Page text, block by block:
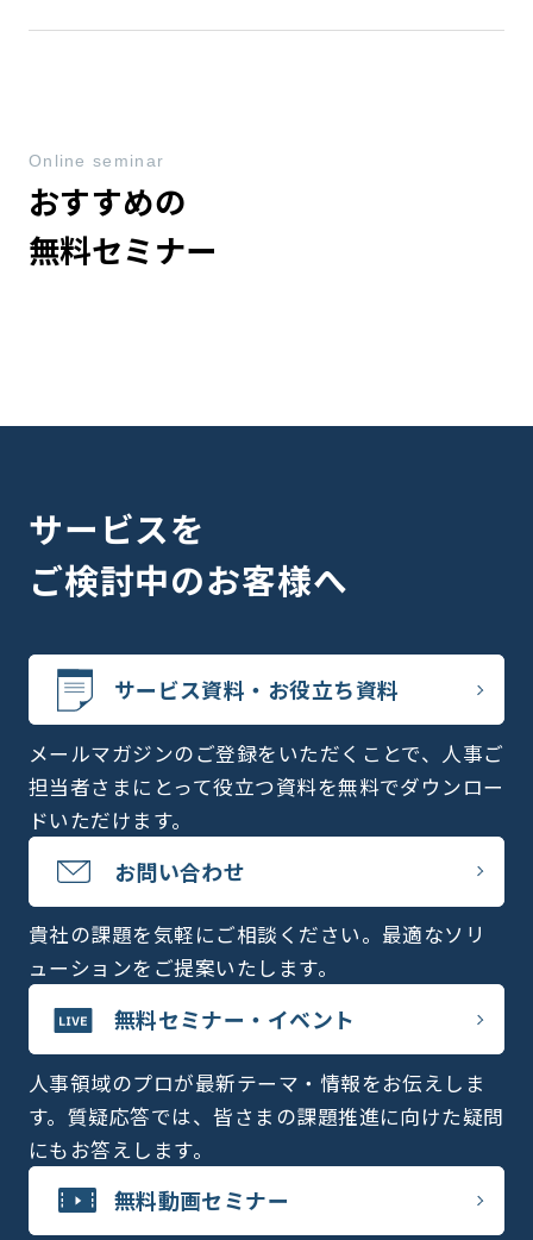
おすすめの
無料セミナー
Online seminar
サービスを
ご検討中のお客様へ
サービス資料・お役立ち資料
メールマガジンのご登録をいただくことで、人事ご
担当者さまにとって役立つ資料を無料でダウンロー
ドいただけます。
お問い合わせ
貴社の課題を気軽にご相談ください。最適なソリ
ューションをご提案いたします。
無料セミナー・イベント
人事領域のプロが最新テーマ・情報をお伝えしま
す。質疑応答では、皆さまの課題推進に向けた疑問
にもお答えします。
無料動画セミナー